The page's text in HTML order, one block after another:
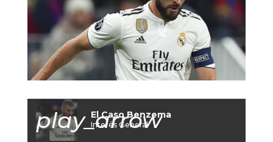
play_arrow
El Caso Benzema
Interés General